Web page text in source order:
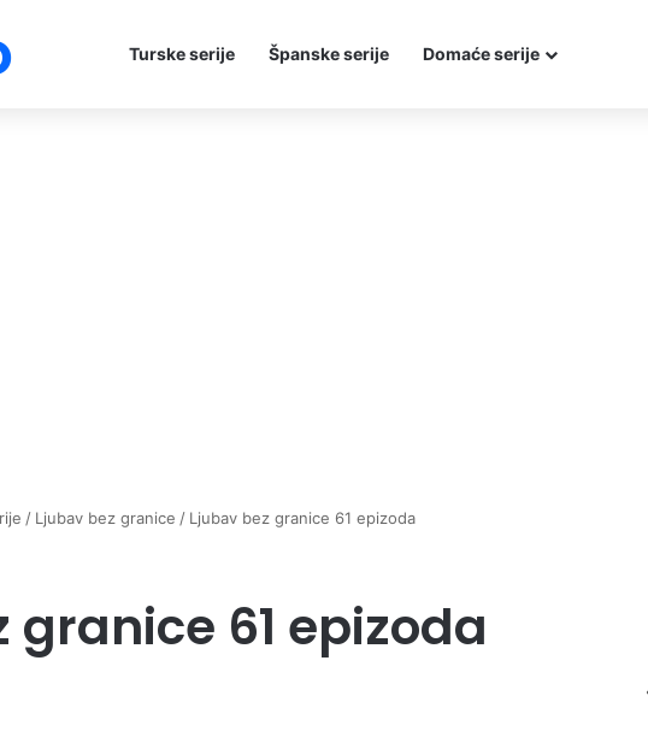
Turske serije Španske serije Domaće serije
/ Ljubav bez granice / Ljubav bez granice 61 epizoda
granice 61 epizoda